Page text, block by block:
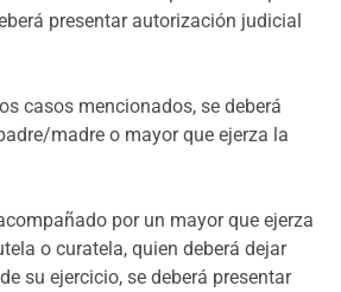
presentar autorización judicial
casos mencionados, se deberá
madre o mayor que ejerza la
por un mayor que ejerza
o curatela, quien deberá dejar
su ejercicio, se deberá presentar